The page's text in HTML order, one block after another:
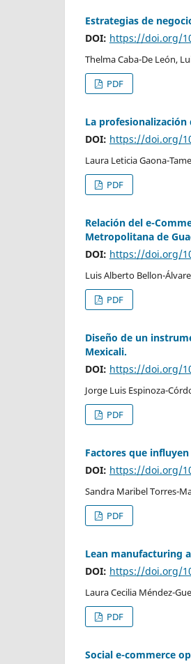
Estrategias de
DOI: https://doi.org/
Thelma Caba-De León,
PDF
La
DOI: https://doi.org/
Laura Leticia Gaona-
PDF
Relación del e-
Metropolitana de
DOI: https://doi.org/
Luis Alberto Bellon-
PDF
Diseño de un
Mexicali.
DOI: https://doi.org/
Jorge Luis Espinoza-
PDF
Factores que
DOI: https://doi.org/
Sandra Maribel Torres-
PDF
Lean manufacturing
DOI: https://doi.org/
Laura Cecilia Méndez-
PDF
Social e-commerce